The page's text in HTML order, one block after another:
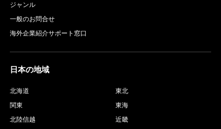
ジャンル
一般のお問合せ
海外企業紹介サポート窓口
日本の地域
北海道
東北
関東
東海
北陸信越
近畿